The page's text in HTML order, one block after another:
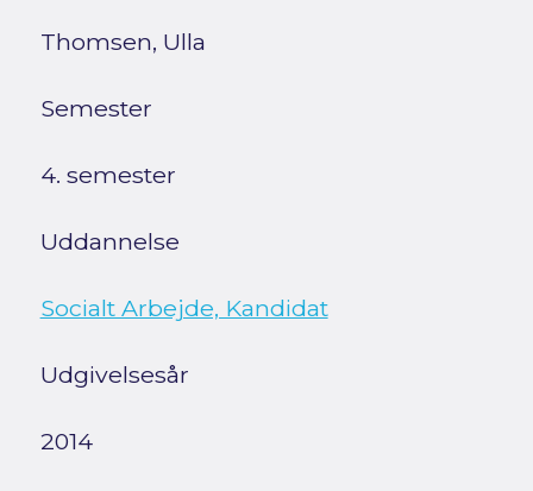
Thomsen, Ulla
Semester
4. semester
Uddannelse
Socialt Arbejde, Kandidat
Udgivelsesår
2014